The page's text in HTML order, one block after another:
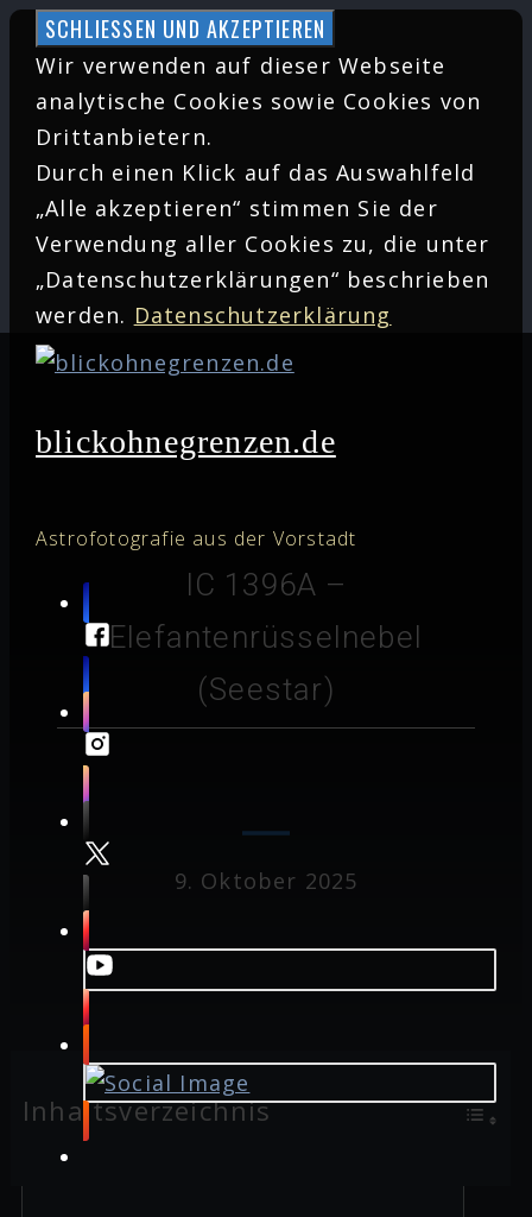
Zum
Inhalt
springen
Wir verwenden auf dieser Webseite
analytische Cookies sowie Cookies von
Drittanbietern.
Durch einen Klick auf das Auswahlfeld
„Alle akzeptieren“ stimmen Sie der
Verwendung aller Cookies zu, die unter
„Datenschutzerklärungen“ beschrieben
werden. Datenschutzerklärung
blickohnegrenzen.de
Astrofotografie aus der Vorstadt
IC 1396A –
Elefantenrüsselnebel
(Seestar)
9. Oktober 2025
Inhaltsverzeichnis